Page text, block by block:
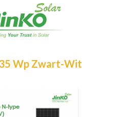
Wp Zwart-Wit